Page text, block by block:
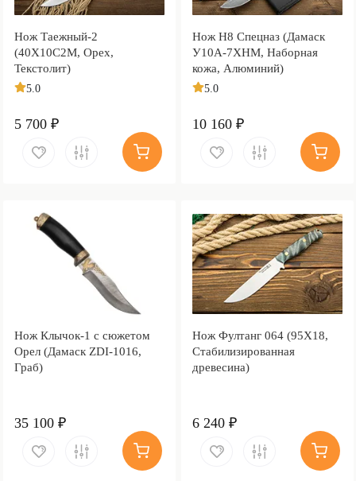
Нож Таежный-2
(40Х10С2М, Орех,
Текстолит)
5.0
5 700 ₽
Нож Н8 Спецназ (Дамаск
У10А-7ХНМ, Наборная
кожа, Алюминий)
5.0
10 160 ₽
Нож Клычок-1 с сюжетом
Орел (Дамаск ZDI-1016,
Граб)
35 100 ₽
Нож Фултанг 064 (95Х18,
Стабилизированная
древесина)
6 240 ₽